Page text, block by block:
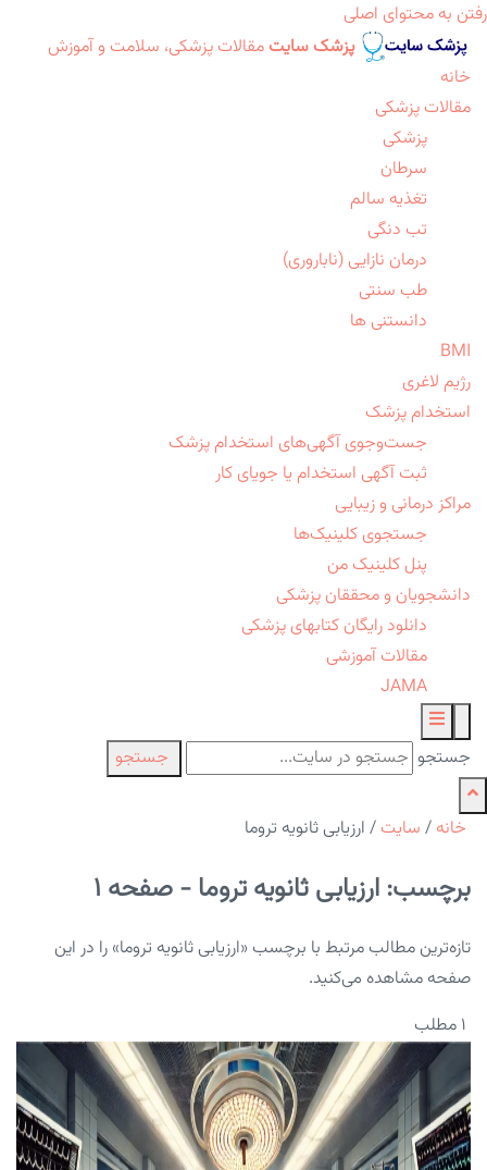
رفتن به محتوای اصلی
پزشک سایت مقالات پزشکی، سلامت و آموزش
خانه
مقالات پزشکی
پزشکی
سرطان
تغذیه سالم
تب دنگی
درمان نازایی (ناباروری)
طب سنتی
دانستنی ها
BMI
رژیم لاغری
استخدام پزشک
جست‌وجوی آگهی‌های استخدام پزشک
ثبت آگهی استخدام یا جویای کار
مراکز درمانی و زیبایی
جستجوی کلینیک‌ها
پنل کلینیک من
دانشجویان و محققان پزشکی
دانلود رایگان کتابهای پزشکی
مقالات آموزشی
JAMA
جستجو جستجو
خانه / سایت / ارزیابی ثانویه تروما
برچسب: ارزیابی ثانویه تروما - صفحه 1
تازه‌ترین مطالب مرتبط با برچسب «ارزیابی ثانویه تروما» را در این
صفحه مشاهده می‌کنید.
۱ مطلب